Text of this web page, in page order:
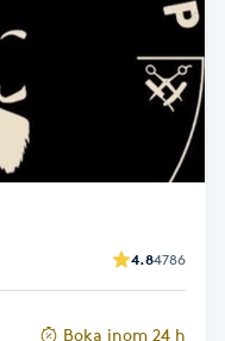
4.84786
Boka inom 24 h